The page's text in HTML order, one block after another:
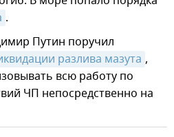
.
Путин поручил
разлива мазута ,
всю работу по
ЧП непосредственно на